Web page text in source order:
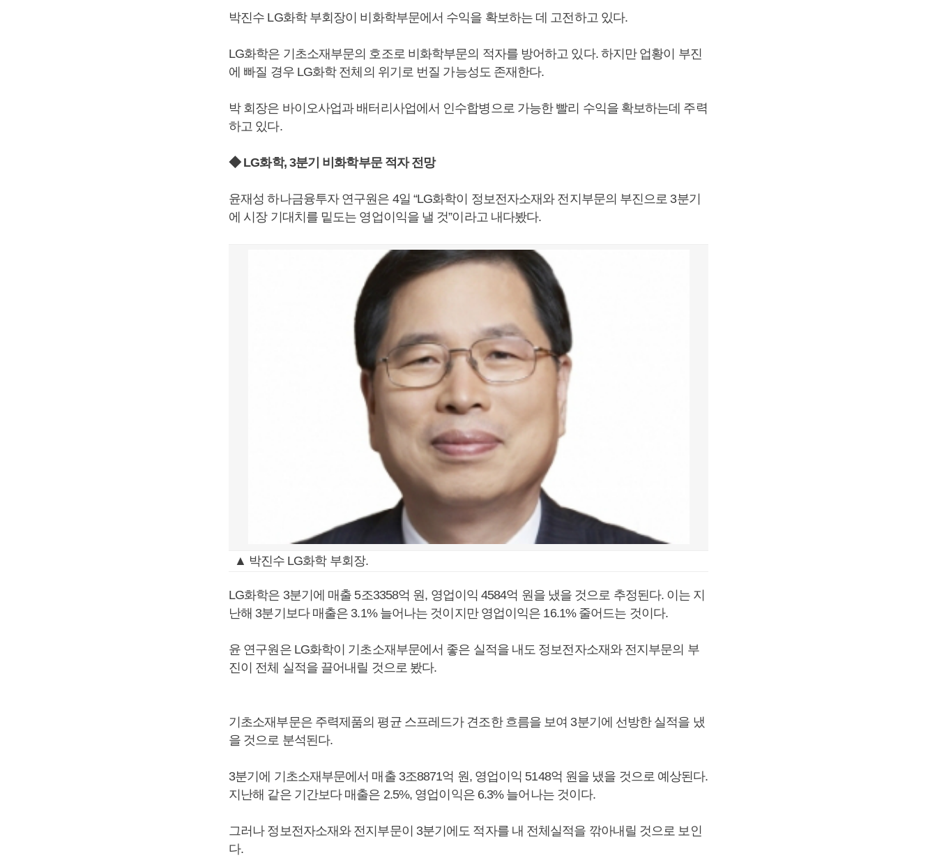
박진수 LG화학 부회장이 비화학부문에서 수익을 확보하는 데 고전하고 있다.
LG화학은 기초소재부문의 호조로 비화학부문의 적자를 방어하고 있다. 하지만 업황이 부진
에 빠질 경우 LG화학 전체의 위기로 번질 가능성도 존재한다.
박 회장은 바이오사업과 배터리사업에서 인수합병으로 가능한 빨리 수익을 확보하는데 주력
하고 있다.
◆ LG화학, 3분기 비화학부문 적자 전망
윤재성 하나금융투자 연구원은 4일 “LG화학이 정보전자소재와 전지부문의 부진으로 3분기
에 시장 기대치를 밑도는 영업이익을 낼 것”이라고 내다봤다.
▲ 박진수 LG화학 부회장.
LG화학은 3분기에 매출 5조3358억 원, 영업이익 4584억 원을 냈을 것으로 추정된다. 이는 지
난해 3분기보다 매출은 3.1% 늘어나는 것이지만 영업이익은 16.1% 줄어드는 것이다.
윤 연구원은 LG화학이 기초소재부문에서 좋은 실적을 내도 정보전자소재와 전지부문의 부
진이 전체 실적을 끌어내릴 것으로 봤다.
기초소재부문은 주력제품의 평균 스프레드가 견조한 흐름을 보여 3분기에 선방한 실적을 냈
을 것으로 분석된다.
3분기에 기초소재부문에서 매출 3조8871억 원, 영업이익 5148억 원을 냈을 것으로 예상된다.
지난해 같은 기간보다 매출은 2.5%, 영업이익은 6.3% 늘어나는 것이다.
그러나 정보전자소재와 전지부문이 3분기에도 적자를 내 전체실적을 깎아내릴 것으로 보인
다.